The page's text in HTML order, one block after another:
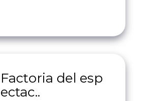
Factoria del esp
ectac..